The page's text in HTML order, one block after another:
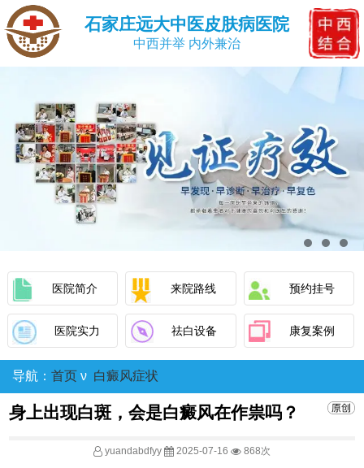
石家庄远大中医皮肤病医院
中西并举 内外兼治
医院简介 来院路线 预约挂号
医院实力 祛白设备 康复案例
导航： 首页 ν 白癜风症状
身上出现白斑，会是白癜风在作祟吗？
yuandabdfyy 2025-07-16 868次